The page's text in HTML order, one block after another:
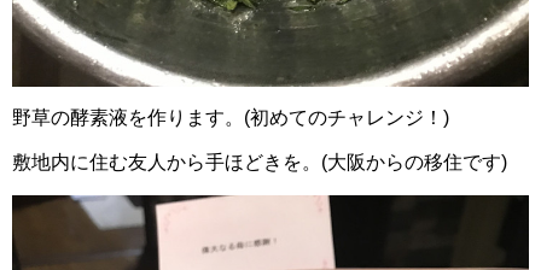
野草の酵素液を作ります。(初めてのチャレンジ！)
敷地内に住む友人から手ほどきを。(大阪からの移住です)